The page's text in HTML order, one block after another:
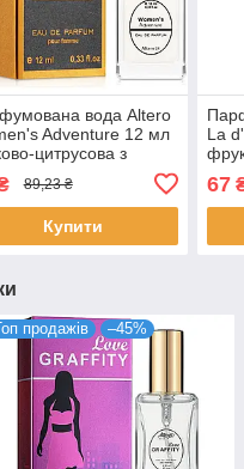
вода Altero
Adventure 12 мл
цитрусова з
№24
89,23 ₴
Купити
La
67
продажів –45%